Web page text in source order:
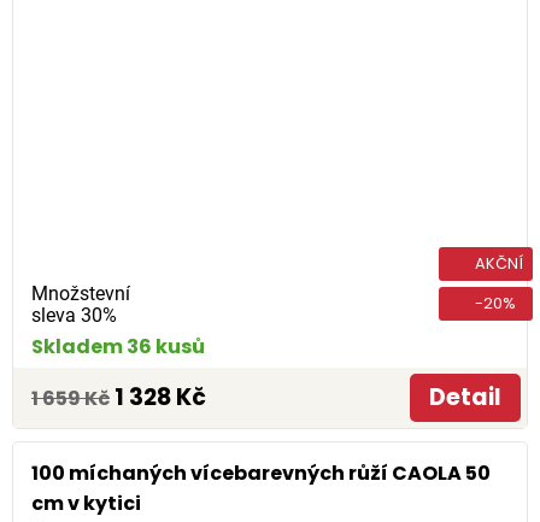
Množstevní
sleva 30%
AKČNÍ
-20%
Skladem 36 kusů
1 659 Kč 1 328 Kč Detail
100 míchaných vícebarevných růží CAOLA 50
cm v kytici